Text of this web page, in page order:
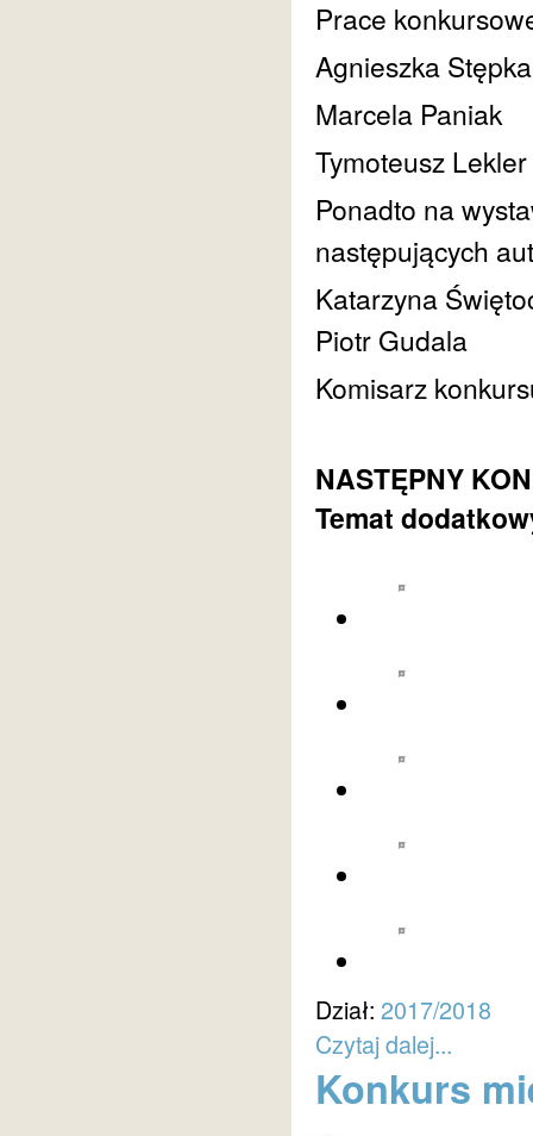
Prace
Agnieszka Stępka
Marcela Paniak
Tymoteusz Lekler
Ponadto na
następujących
Katarzyna
Piotr Gudala
Komisarz
NASTĘPNY
Temat
Dział: 2017/2018
Czytaj dalej...
Konkurs